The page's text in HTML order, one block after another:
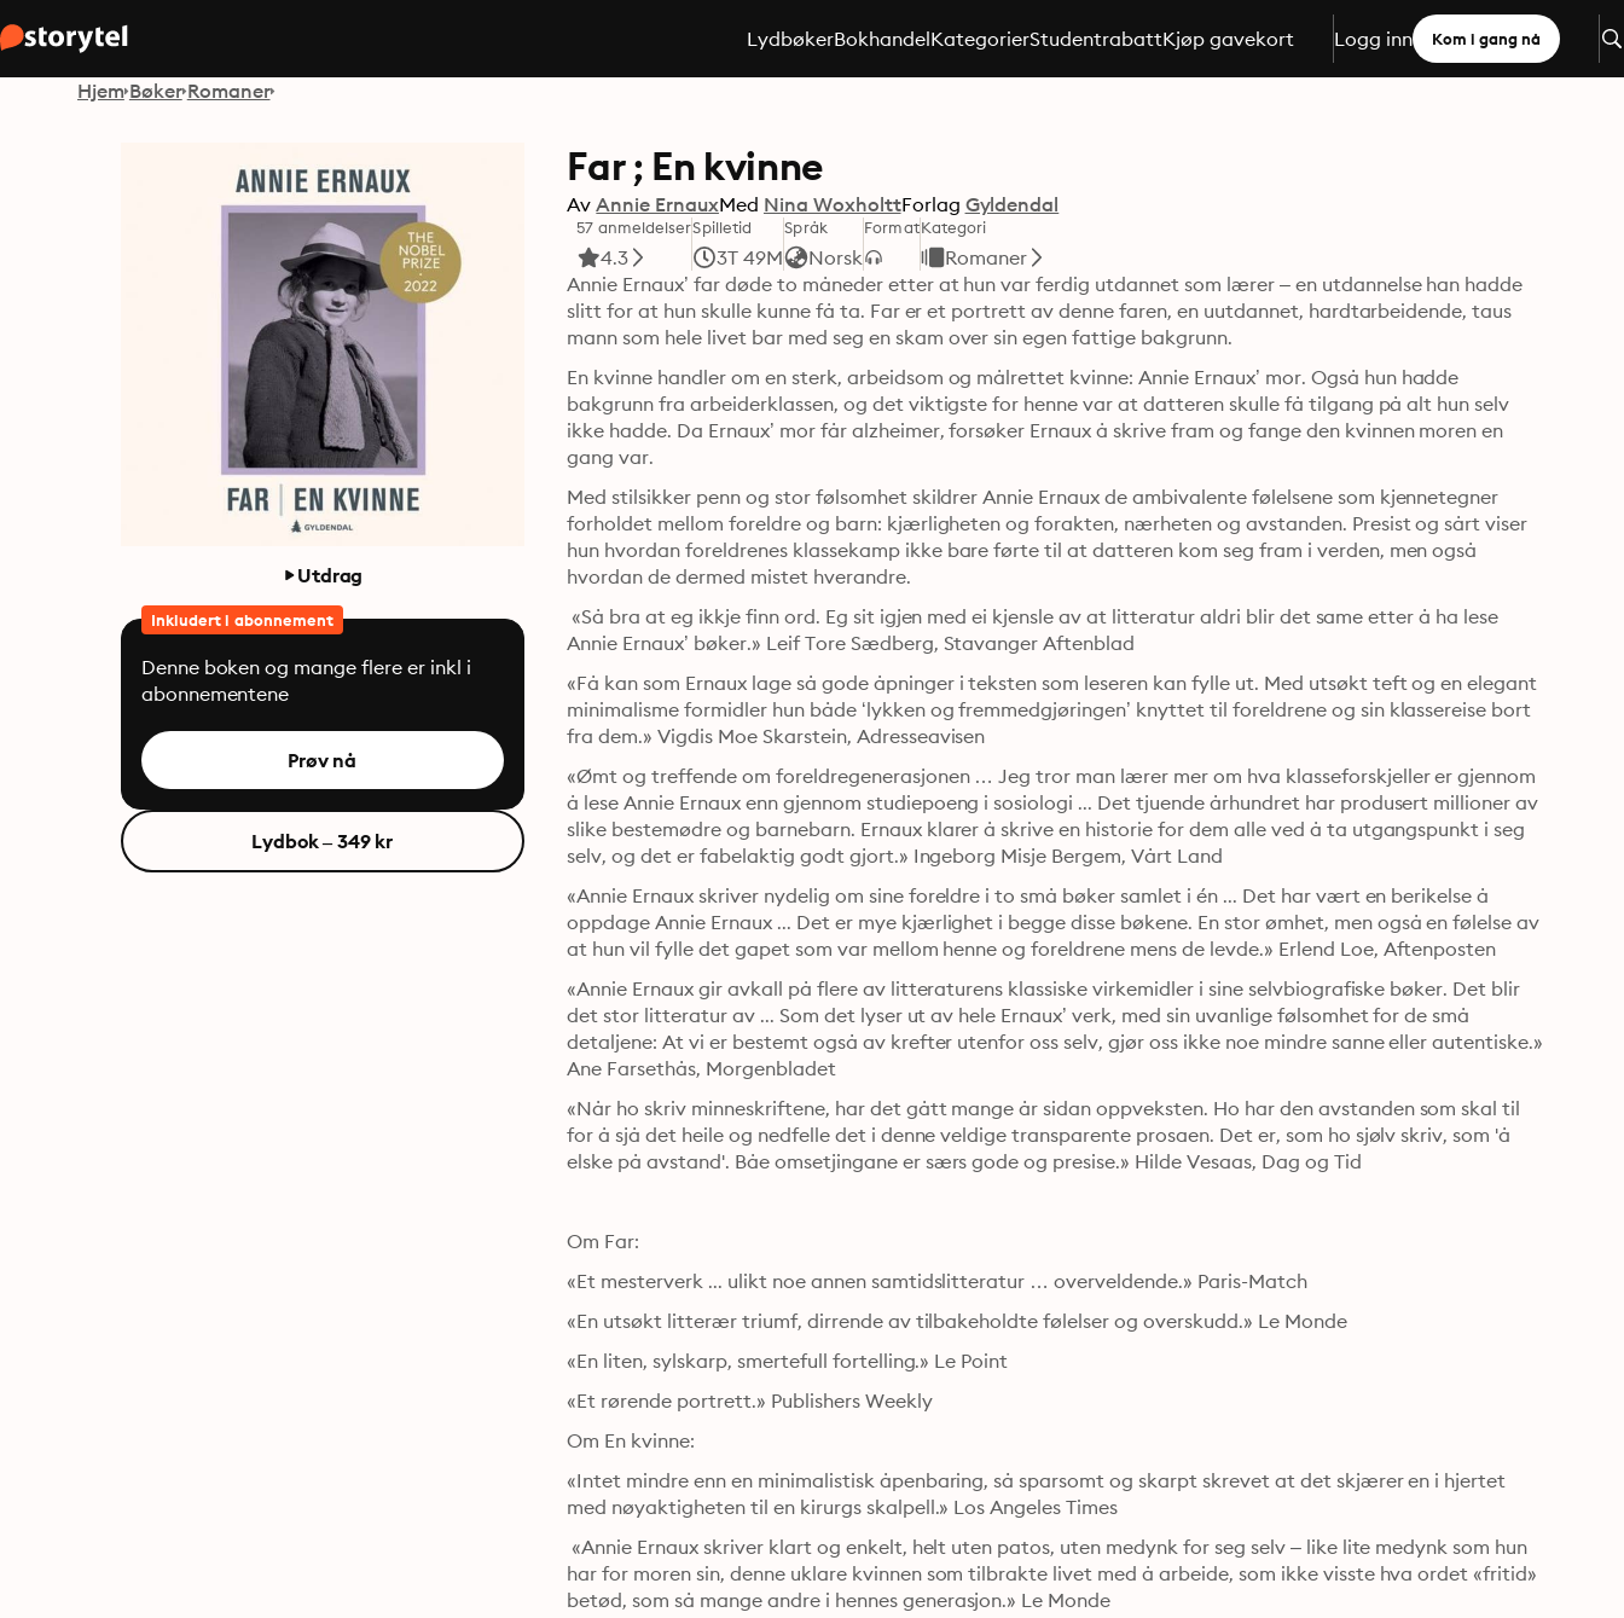
LydbøkerBokhandelKategorierStudentrabattKjøp gavekort Logg inn Kom i gang nå
Hjem Bøker Romaner
Utdrag
Inkludert i abonnement
Denne boken og mange flere er inkl i
abonnementene
Prøv nå
Lydbok – 349 kr
Far ; En kvinne
Av Annie ErnauxMed Nina WoxholttForlag Gyldendal
57 anmeldelser
4.3
Spilletid
3T 49M
Språk
Norsk
FormatKategori
Romaner
Annie Ernaux’ far døde to måneder etter at hun var ferdig utdannet som lærer – en utdannelse han hadde
slitt for at hun skulle kunne få ta. Far er et portrett av denne faren, en uutdannet, hardtarbeidende, taus
mann som hele livet bar med seg en skam over sin egen fattige bakgrunn.
En kvinne handler om en sterk, arbeidsom og målrettet kvinne: Annie Ernaux’ mor. Også hun hadde
bakgrunn fra arbeiderklassen, og det viktigste for henne var at datteren skulle få tilgang på alt hun selv
ikke hadde. Da Ernaux’ mor får alzheimer, forsøker Ernaux å skrive fram og fange den kvinnen moren en
gang var.
Med stilsikker penn og stor følsomhet skildrer Annie Ernaux de ambivalente følelsene som kjennetegner
forholdet mellom foreldre og barn: kjærligheten og forakten, nærheten og avstanden. Presist og sårt viser
hun hvordan foreldrenes klassekamp ikke bare førte til at datteren kom seg fram i verden, men også
hvordan de dermed mistet hverandre.
«Så bra at eg ikkje finn ord. Eg sit igjen med ei kjensle av at litteratur aldri blir det same etter å ha lese
Annie Ernaux’ bøker.» Leif Tore Sædberg, Stavanger Aftenblad
«Få kan som Ernaux lage så gode åpninger i teksten som leseren kan fylle ut. Med utsøkt teft og en elegant
minimalisme formidler hun både ‘lykken og fremmedgjøringen’ knyttet til foreldrene og sin klassereise bort
fra dem.» Vigdis Moe Skarstein, Adresseavisen
«Ømt og treffende om foreldregenerasjonen … Jeg tror man lærer mer om hva klasseforskjeller er gjennom
å lese Annie Ernaux enn gjennom studiepoeng i sosiologi ... Det tjuende århundret har produsert millioner av
slike bestemødre og barnebarn. Ernaux klarer å skrive en historie for dem alle ved å ta utgangspunkt i seg
selv, og det er fabelaktig godt gjort.» Ingeborg Misje Bergem, Vårt Land
«Annie Ernaux skriver nydelig om sine foreldre i to små bøker samlet i én ... Det har vært en berikelse å
oppdage Annie Ernaux ... Det er mye kjærlighet i begge disse bøkene. En stor ømhet, men også en følelse av
at hun vil fylle det gapet som var mellom henne og foreldrene mens de levde.» Erlend Loe, Aftenposten
«Annie Ernaux gir avkall på flere av litteraturens klassiske virkemidler i sine selvbiografiske bøker. Det blir
det stor litteratur av ... Som det lyser ut av hele Ernaux’ verk, med sin uvanlige følsomhet for de små
detaljene: At vi er bestemt også av krefter utenfor oss selv, gjør oss ikke noe mindre sanne eller autentiske.»
Ane Farsethås, Morgenbladet
«Når ho skriv minneskriftene, har det gått mange år sidan oppveksten. Ho har den avstanden som skal til
for å sjå det heile og nedfelle det i denne veldige transparente prosaen. Det er, som ho sjølv skriv, som 'å
elske på avstand'. Båe omsetjingane er særs gode og presise.» Hilde Vesaas, Dag og Tid
Om Far:
«Et mesterverk ... ulikt noe annen samtidslitteratur … overveldende.» Paris-Match
«En utsøkt litterær triumf, dirrende av tilbakeholdte følelser og overskudd.» Le Monde
«En liten, sylskarp, smertefull fortelling.» Le Point
«Et rørende portrett.» Publishers Weekly
Om En kvinne:
«Intet mindre enn en minimalistisk åpenbaring, så sparsomt og skarpt skrevet at det skjærer en i hjertet
med nøyaktigheten til en kirurgs skalpell.» Los Angeles Times
«Annie Ernaux skriver klart og enkelt, helt uten patos, uten medynk for seg selv – like lite medynk som hun
har for moren sin, denne uklare kvinnen som tilbrakte livet med å arbeide, som ikke visste hva ordet «fritid»
betød, som så mange andre i hennes generasjon.» Le Monde